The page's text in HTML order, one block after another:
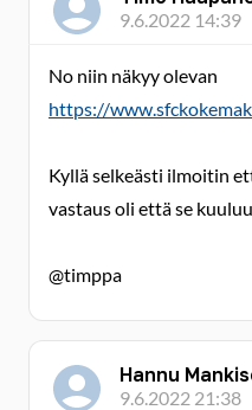
9.6.2022 14:39
No niin näkyy olevan
https://
Kyllä selkeästi ilmoitin
vastaus oli että se
@timppa
Hannu
9.6.2022 21:38